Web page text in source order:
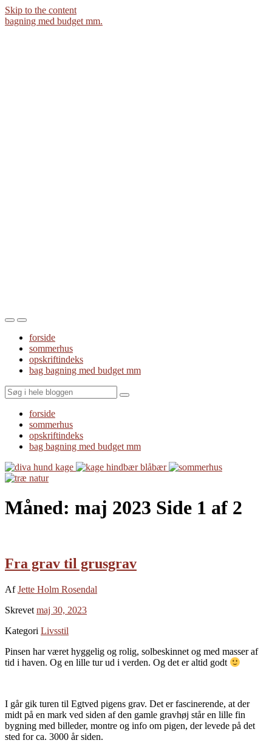
Skip to the content
bagning med budget mm.
Toggle
mobile
menu
Toggle
the
search
field
forside
sommerhus
opskriftindeks
bag bagning med budget mm
Search
forside
sommerhus
opskriftindeks
bag bagning med budget mm
Måned: maj 2023 Side 1 af 2
Fra grav til grusgrav
AfJette Holm Rosendal
Skrevet maj 30, 2023
Kategori Livsstil
Pinsen har været hyggelig og rolig, solbeskinnet og med masser af
tid i haven. Og en lille tur ud i verden. Og det er altid godt
I går gik turen til Egtved pigens grav. Det er fascinerende, at der
midt på en mark ved siden af den gamle gravhøj står en lille fin
bygning med billeder, montre og info om pigen, der levede på det
sted for ca. 3000 år siden.